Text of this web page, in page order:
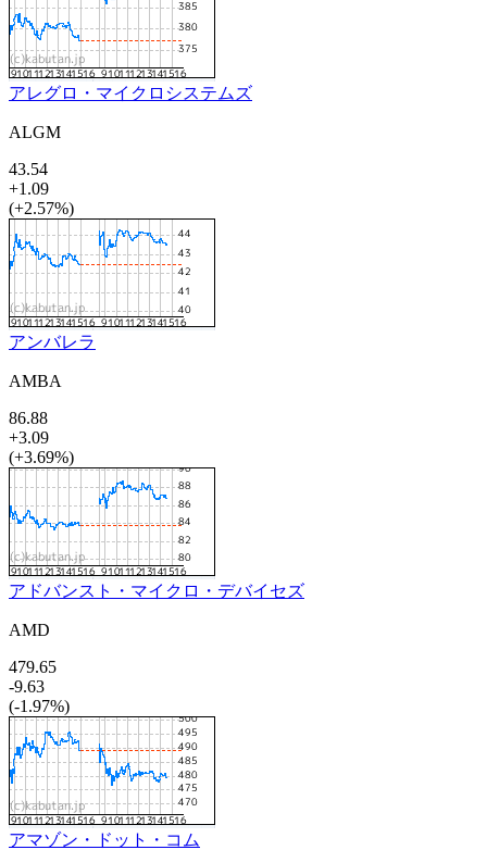
アレグロ・マイクロシステムズ
ALGM
43.54
+1.09
(+2.57%)
アンバレラ
AMBA
86.88
+3.09
(+3.69%)
アドバンスト・マイクロ・デバイセズ
AMD
479.65
-9.63
(-1.97%)
アマゾン・ドット・コム